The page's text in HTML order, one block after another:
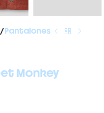
Pantalones
Monkey